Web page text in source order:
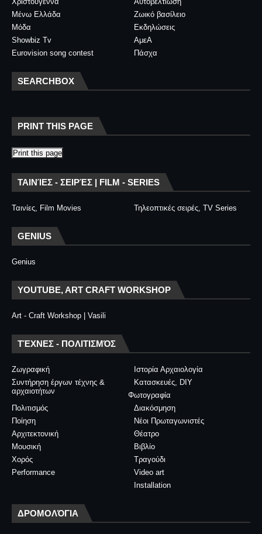
Μένω Ελλάδα
Ζωικό βασίλειο
Μόδα
Εκδηλώσεις
Showbiz Tv
ΑμεΑ
Eurovision song contest
Πάσχα
SEARCHBOX
PRINT THIS PAGE
Print this page
ΤΑΙΝΊΕΣ - ΣΕΙΡΈΣ | FILM - SERIES
Ταινίες, Film Movies Τηλεοπτικές σειρές, TV Series
GENIUS
Genius
YOUTUBE, ART CRAFT WORKSHOP
Art - Craft Workshop | Vasili
ΤΈΧΝΕΣ - ΠΟΛΙΤΙΣΜΌΣ
Ζωγραφική
Ιστορία Αρχαιολογία
Συντήρηση έργων τέχνης &
αρχαιοτήτων
Κατασκευές, DIY
Φωτογραφία
Διακόσμηση
Πολιτισμός
Νέοι Πρωταγωνιστές
Ποίηση
Θέατρο
Αρχιτεκτονική
Βιβλίο
Μουσική
Τραγούδι
Χορός
Video art
Performance
Installation
ΔΡΟΜΟΛΌΓΙΑ